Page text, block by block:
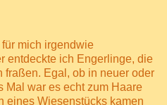
für mich irgendwie
entdeckte ich Engerlinge, die
fraßen. Egal, ob in neuer oder
Mal war es echt zum Haare
eines Wiesenstücks kamen